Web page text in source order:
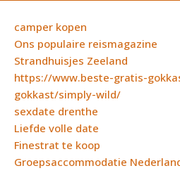
camper kopen
Ons populaire reismagazine
Strandhuisjes Zeeland
https://www.beste-gratis-
gokkast/simply-wild/
sexdate drenthe
Liefde volle date
Finestrat te koop
Groepsaccommodatie